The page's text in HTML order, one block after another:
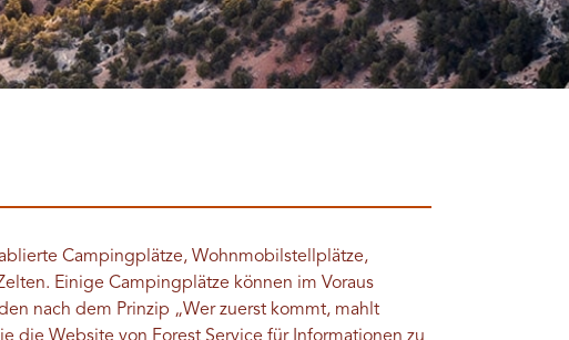
Campingplätze, Wohnmobilstellplätze,
Einige Campingplätze können im Voraus
nach dem Prinzip „Wer zuerst kommt, mahlt